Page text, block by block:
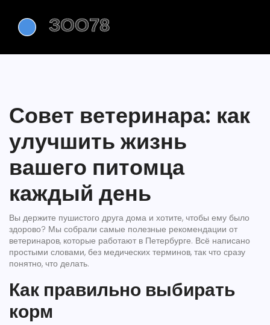
Совет ветеринара: как
улучшить жизнь
вашего питомца
каждый день
Вы держите пушистого друга дома и хотите, чтобы ему было
здорово? Мы собрали самые полезные рекомендации от
ветеринаров, которые работают в Петербурге. Всё написано
простыми словами, без медических терминов, так что сразу
понятно, что делать.
Как правильно выбирать
корм